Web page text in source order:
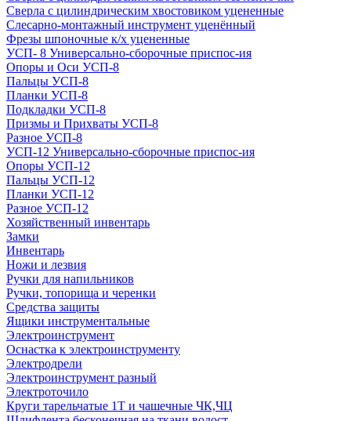
Сверла с цилиндрическим хвостовиком уцененные
Слесарно-монтажный инструмент уценённый
Фрезы шпоночные к/х уцененные
УСП- 8 Универсально-сборочные приспос-ия
Опоры и Оси УСП-8
Пальцы УСП-8
Планки УСП-8
Подкладки УСП-8
Призмы и Прихваты УСП-8
Разное УСП-8
УСП-12 Универсально-сборочные приспос-ия
Опоры УСП-12
Пальцы УСП-12
Планки УСП-12
Разное УСП-12
Хозяйственный инвентарь
Замки
Инвентарь
Ножи и лезвия
Ручки для напильников
Ручки, топорища и черенки
Средства защиты
Ящики инструментальные
Электроинструмент
Оснастка к электроинструменту
Электродрели
Электроинструмент разный
Электроточило
Круги тарельчатые 1Т и чашечные ЧК,ЧЦ